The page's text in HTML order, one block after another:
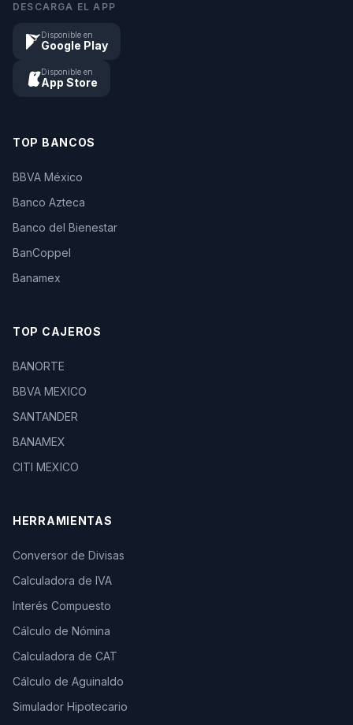
DESCARGA EL APP
Disponible en
Google Play
Disponible en
App Store
TOP BANCOS
BBVA México
Banco Azteca
Banco del Bienestar
BanCoppel
Banamex
TOP CAJEROS
BANORTE
BBVA MEXICO
SANTANDER
BANAMEX
CITI MEXICO
HERRAMIENTAS
Conversor de Divisas
Calculadora de IVA
Interés Compuesto
Cálculo de Nómina
Calculadora de CAT
Cálculo de Aguinaldo
Simulador Hipotecario